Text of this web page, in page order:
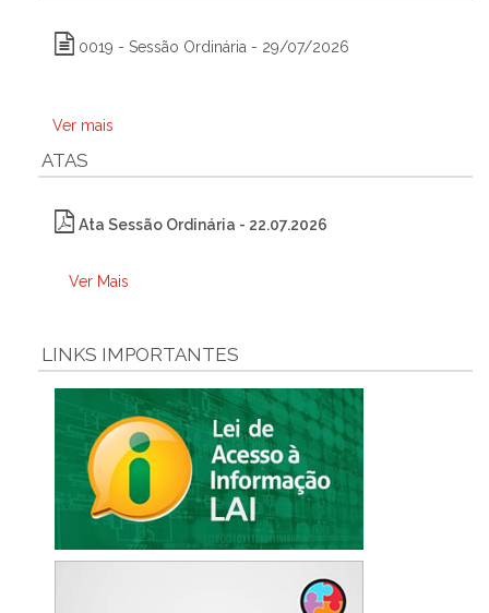
0019 - Sessão Ordinária - 29/07/2026
Ver mais
ATAS
Ata Sessão Ordinária - 22.07.2026
Ver Mais
LINKS IMPORTANTES